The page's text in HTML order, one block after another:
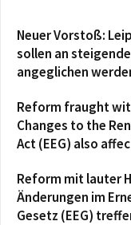
Neuer Vorstoß:
sollen an
angeglichen
Reform fraught
Changes to the
Act (EEG) also
Reform mit lauter
Änderungen im
Gesetz (EEG)